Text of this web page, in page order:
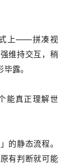
式上——拼凑视
维持交互，稍
露。
能真正理解世
的静态流程。
有判断就可能